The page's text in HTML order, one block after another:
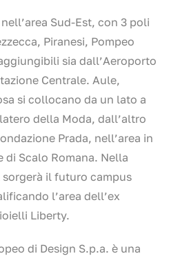
Sud-Est, con 3 poli
Piranesi, Pompeo
sia dall’Aeroporto
Centrale. Aule,
si collocano da un lato a
della Moda, dall’altro
Prada, nell’area in
di Scalo Romana. Nella
sorgerà il futuro campus
l’area dell’ex
Liberty.
di Design S.p.a. è una